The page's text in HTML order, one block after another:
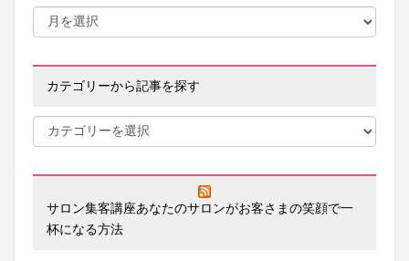
カテゴリーから記事を探す
サロン集客講座あなたのサロンがお客さまの笑顔で一
杯になる方法